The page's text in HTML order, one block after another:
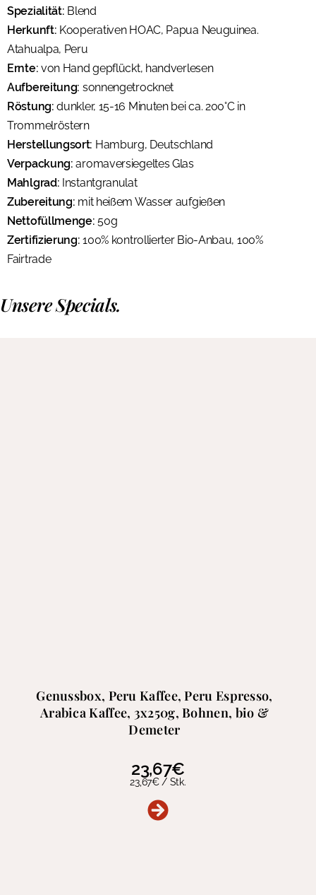
Spezialität: Blend
Herkunft: Kooperativen HOAC, Papua Neuguinea.
Atahualpa, Peru
Ernte: von Hand gepflückt, handverlesen
Aufbereitung: sonnengetrocknet
Röstung: dunkler, 15-16 Minuten bei ca. 200°C in
Trommelröstern
Herstellungsort: Hamburg, Deutschland
Verpackung: aromaversiegeltes Glas
Mahlgrad: Instantgranulat
Zubereitung: mit heißem Wasser aufgießen
Nettofüllmenge: 50g
Zertifizierung: 100% kontrollierter Bio-Anbau, 100%
Fairtrade
Unsere Specials.
Genussbox, Peru Kaffee, Peru Espresso,
Arabica Kaffee, 3x250g, Bohnen, bio &
Demeter
23,67€
23,67€/ Stk.